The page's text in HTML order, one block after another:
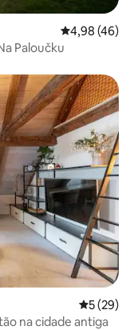
4,98 de uma
4,98 (46)
Paloučku
5 de uma
5 (29)
na cidade antiga